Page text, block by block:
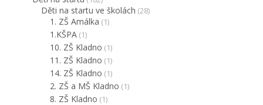
Děti na startu ve školách (28)
1. ZŠ Amálka (1)
1.KŠPA (1)
10. ZŠ Kladno (1)
11. ZŠ Kladno (1)
14. ZŠ Kladno (1)
2. ZŠ a MŠ Kladno (1)
8. ZŠ Kladno (1)